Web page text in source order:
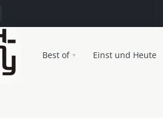
Best of Einst und Heute